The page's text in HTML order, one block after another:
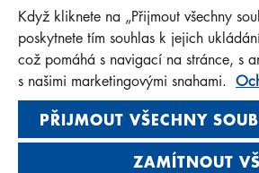
MANN+HUMMEL FT Poland
Sp. z o. o. Sp. k.
ul. Wrocławska 145, 63-800
Privacy Statement
Imprint
Když kliknete na „Přijmout všechny
poskytnete tím souhlas k jejich
což pomáhá s navigací na stránce, s
s našimi marketingovými snahami.
PŘIJMOUT VŠECHNY
ZAMÍTNOUT